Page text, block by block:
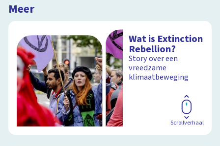
Meer
Wat is Extinction
Rebellion?
Story over een
vreedzame
klimaatbeweging
Scrollverhaal